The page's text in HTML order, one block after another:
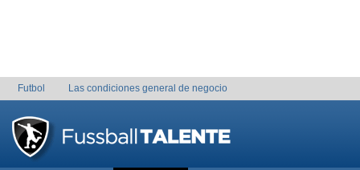
Futbol Las condiciones general de negocio